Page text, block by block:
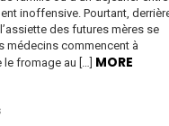
inoffensive. Pourtant,
des futures mères se
médecins commencent à
le fromage au […] MORE